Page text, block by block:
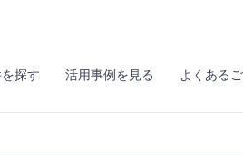
探す 活用事例を見る よくある